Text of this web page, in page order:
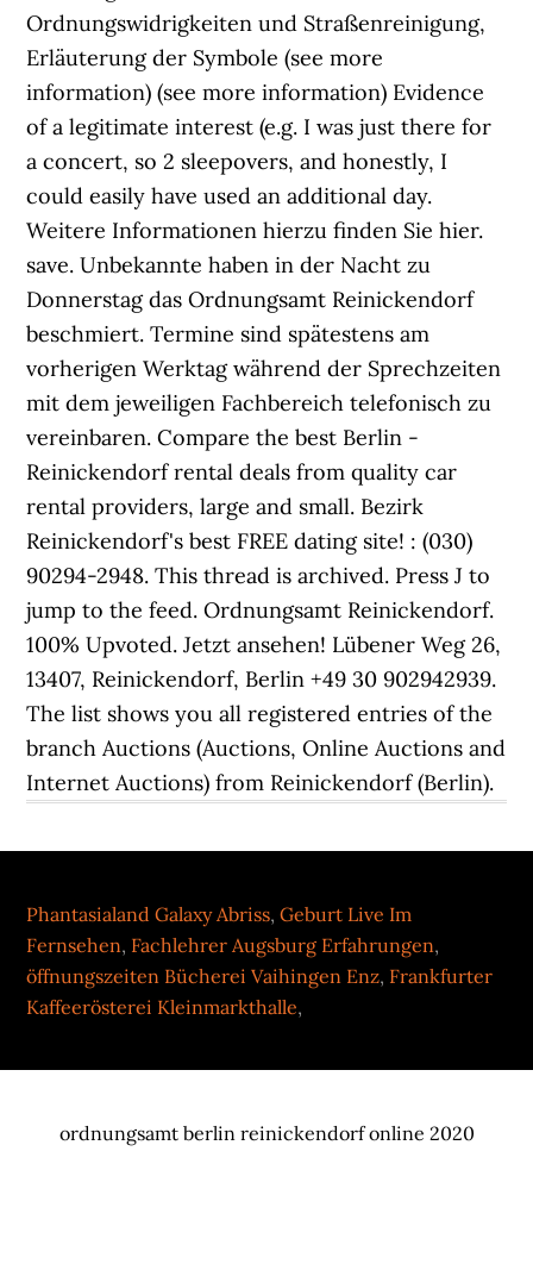
Phantasialand Galaxy Abriss,Geburt Live Im
Fernsehen, Fachlehrer Augsburg Erfahrungen,
öffnungszeiten Bücherei Vaihingen Enz, Frankfurter
Kaffeerösterei Kleinmarkthalle,
ordnungsamt berlin reinickendorf online 2020